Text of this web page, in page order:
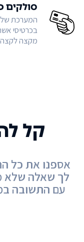
סולקים
המערכת
מקצה
קל
אספנו את כל
לך שאלה שלא
עם התשובה